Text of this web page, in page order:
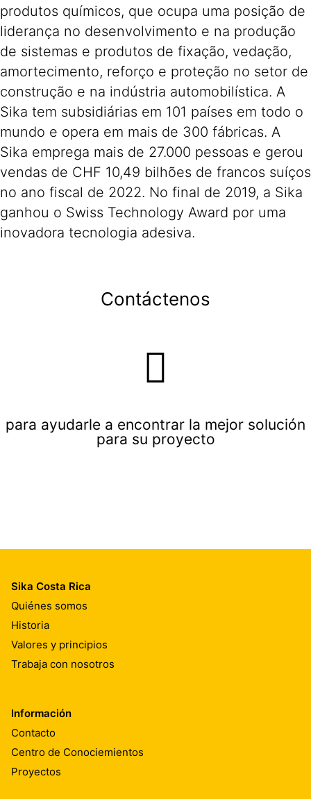
produtos químicos, que ocupa uma posição de
liderança no desenvolvimento e na produção
de sistemas e produtos de fixação, vedação,
amortecimento, reforço e proteção no setor de
construção e na indústria automobilística. A
Sika tem subsidiárias em 101 países em todo o
mundo e opera em mais de 300 fábricas. A
Sika emprega mais de 27.000 pessoas e gerou
vendas de CHF 10,49 bilhões de francos suíços
no ano fiscal de 2022. No final de 2019, a Sika
ganhou o Swiss Technology Award por uma
inovadora tecnologia adesiva.
Contáctenos
para ayudarle a encontrar la mejor solución
para su proyecto
Sika Costa Rica
Quiénes somos
Historia
Valores y principios
Trabaja con nosotros
Información
Contacto
Centro de Conociemientos
Proyectos